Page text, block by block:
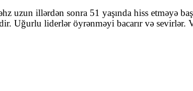
illərdən sonra 51 yaşında hiss etməyə
Uğurlu liderlər öyrənməyi bacarır və